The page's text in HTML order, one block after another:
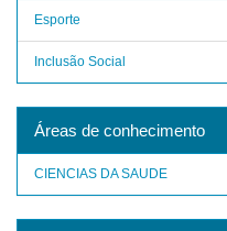
Esporte
Inclusão Social
Áreas de conhecimento
CIENCIAS DA SAUDE